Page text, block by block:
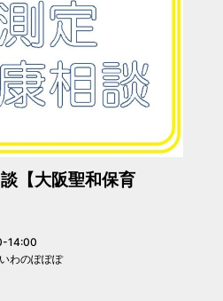
【大阪聖和保育
14:00
わのぽぽぽ